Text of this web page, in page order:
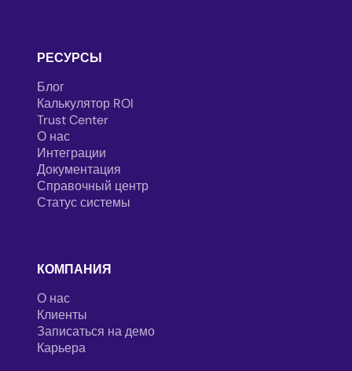
РЕСУРСЫ
Блог
Калькулятор ROI
Trust Center
О нас
Интеграции
Документация
Справочный центр
Статус системы
КОМПАНИЯ
О нас
Клиенты
Записаться на демо
Карьера